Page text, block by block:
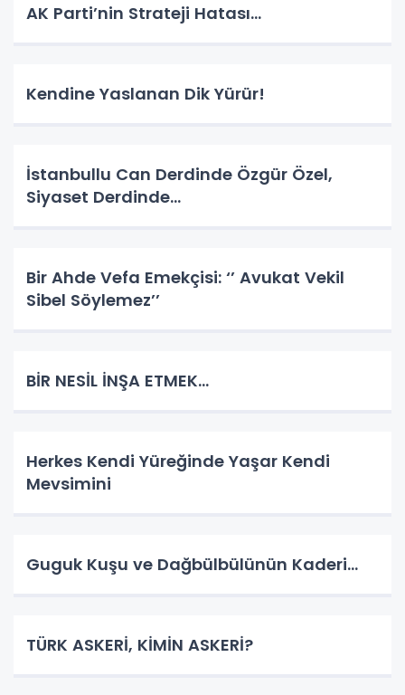
AK Parti’nin Strateji Hatası…
Kendine Yaslanan Dik Yürür!
İstanbullu Can Derdinde Özgür Özel,
Siyaset Derdinde…
Bir Ahde Vefa Emekçisi: ‘’ Avukat Vekil
Sibel Söylemez’’
BİR NESİL İNŞA ETMEK…
Herkes Kendi Yüreğinde Yaşar Kendi
Mevsimini
Guguk Kuşu ve Dağbülbülünün Kaderi…
TÜRK ASKERİ, KİMİN ASKERİ?